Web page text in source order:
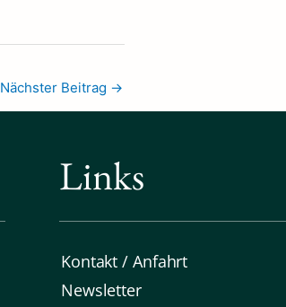
Nächster Beitrag →
Links
Kontakt / Anfahrt
Newsletter